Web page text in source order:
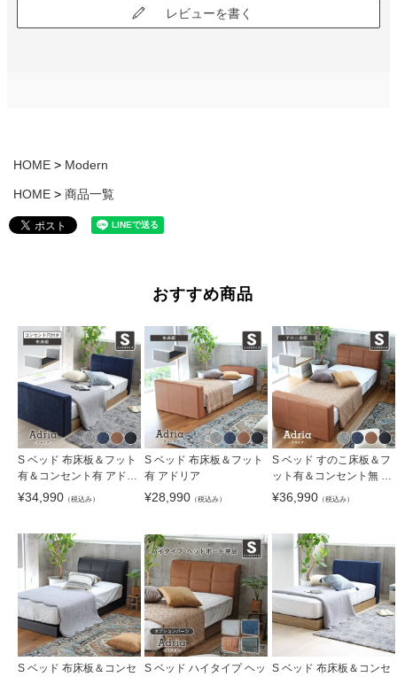
レビューを書く
HOME Modern
HOME 商品一覧
おすすめ商品
S ベッド 布床板＆フット
有＆コンセント有 アドリ
ア
¥34,990 （税込み）
S ベッド 布床板＆フット
有 アドリア
¥28,990 （税込み）
S ベッド すのこ床板＆フ
ット有＆コンセント無 ア
ドリア
¥36,990（税込み）
S ベッド 布床板＆コンセ
S ベッド ハイタイプ ヘッ
S ベッド 布床板＆コンセ